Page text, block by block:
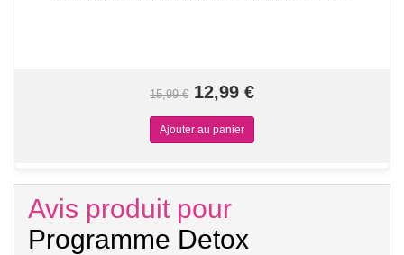
15,99 € 12,99 €
Avis produit pour
Programme Detox